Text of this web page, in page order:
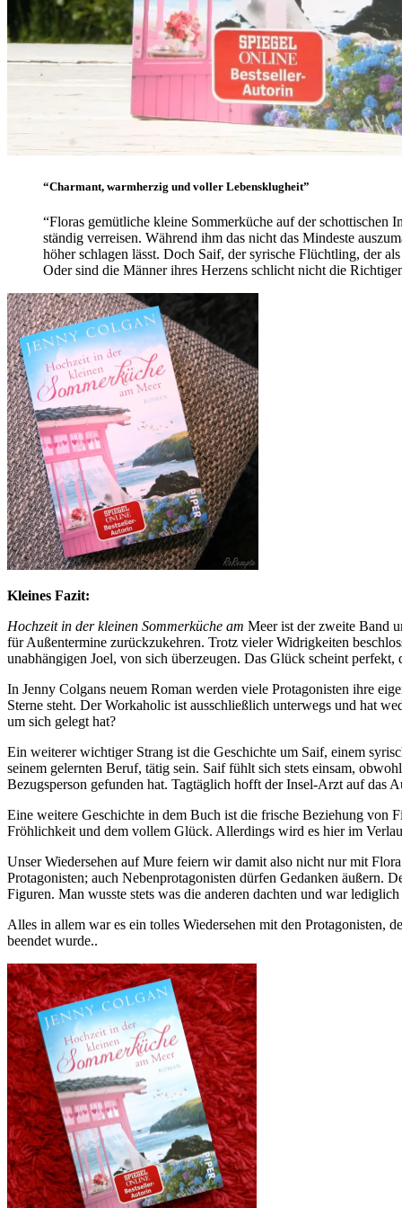
“Charmant, warmherzig und voller Lebensklugheit”
“Floras gemütliche kleine Sommerküche auf der
ständig verreisen. Während ihm das nicht das Mindeste
höher schlagen lässt. Doch Saif, der syrische Flüchtling, der
Oder sind die Männer ihres Herzens schlicht nicht die
Kleines Fazit:
Hochzeit in der kleinen Sommerküche am Meer ist der zweite Band
für Außentermine zurückzukehren. Trotz vieler Widrigkeiten
unabhängigen Joel, von sich überzeugen. Das Glück scheint perfekt,
In Jenny Colgans neuem Roman werden viele Protagonisten ihre
Sterne steht. Der Workaholic ist ausschließlich unterwegs und hat
um sich gelegt hat?
Ein weiterer wichtiger Strang ist die Geschichte um Saif, einem
seinem gelernten Beruf, tätig sein. Saif fühlt sich stets einsam,
Bezugsperson gefunden hat. Tagtäglich hofft der Insel-Arzt auf das
Eine weitere Geschichte in dem Buch ist die frische Beziehung von
Fröhlichkeit und dem vollem Glück. Allerdings wird es hier im
Unser Wiedersehen auf Mure feiern wir damit also nicht nur mit
Protagonisten; auch Nebenprotagonisten dürfen Gedanken äußern.
Figuren. Man wusste stets was die anderen dachten und war
Alles in allem war es ein tolles Wiedersehen mit den Protagonisten,
beendet wurde..